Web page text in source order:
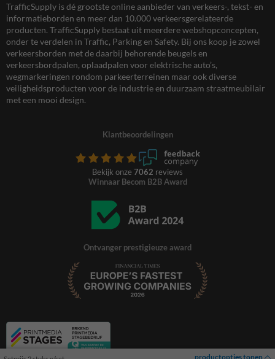
productopties tonen
TrafficSupply is dé grootste online aanbieder van verkeers-, tekst- en
informatieborden en meer dan 10.000 verkeersgerelateerde
producten. TrafficSupply bestaat uit meerdere webshopconcepten,
onder te verdelen in Traffic, Parking en Safety. Bij ons koop je zowel
verkeersborden met de daarbij behorende beugels en
verkeersbordpalen, oplaadpalen voor elektrische auto’s,
wegmarkeringen rondom parkeerterreinen maar ook diverse
veiligheidsproducten voor de industrie en duurzaam straatmeubilair
met een mooi design.
Klantbeoordelingen
Bekijk onze 7062 reviews
Winnaar Becom B2B Award
Ontvanger prestigieuze award